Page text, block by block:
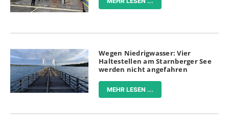
Wegen Niedrigwasser: Vier
Haltestellen am Starnberger See
werden nicht angefahren
MEHR LESEN ...